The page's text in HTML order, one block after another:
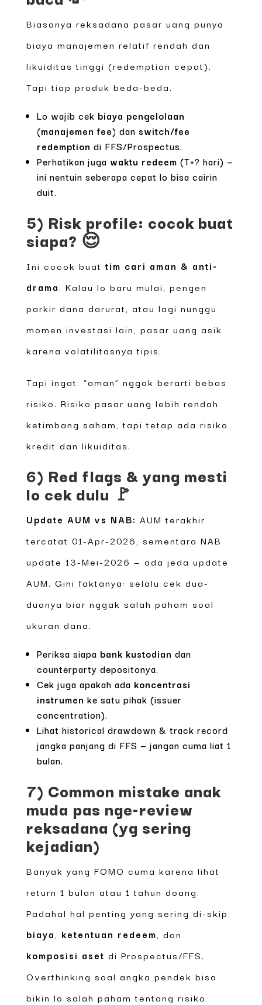
Biasanya reksadana pasar uang punya
biaya manajemen relatif rendah dan
likuiditas tinggi (redemption cepat).
Tapi tiap produk beda-beda.
Lo wajib cek biaya pengelolaan
(manajemen fee) dan switch/fee
redemption di FFS/Prospectus.
Perhatikan juga waktu redeem (T+? hari) —
ini nentuin seberapa cepat lo bisa cairin
duit.
5) Risk profile: cocok buat
siapa? 😌
Ini cocok buattim cari aman & anti-
drama. Kalau lo baru mulai, pengen
parkir dana darurat, atau lagi nunggu
momen investasi lain, pasar uang asik
karena volatilitasnya tipis.
Tapi ingat: “aman” nggak berarti bebas
risiko. Risiko pasar uang lebih rendah
ketimbang saham, tapi tetap ada risiko
kredit dan likuiditas.
6) Red flags & yang mesti
lo cek dulu 🚩
Update AUM vs NAB: AUM terakhir
tercatat 01-Apr-2026, sementara NAB
update 13-Mei-2026 — ada jeda update
AUM. Gini faktanya: selalu cek dua-
duanya biar nggak salah paham soal
ukuran dana.
Periksa siapa bank kustodian dan
counterparty depositonya.
Cek juga apakah ada koncentrasi
instrumen ke satu pihak (issuer
concentration).
Lihat historical drawdown & track record
jangka panjang di FFS — jangan cuma liat 1
bulan.
7) Common mistake anak
muda pas nge-review
reksadana (yg sering
kejadian)
Banyak yang FOMO cuma karena lihat
return 1 bulan atau 1 tahun doang.
Padahal hal penting yang sering di-skip:
biaya
ketentuan redeem , dan
komposisi aset di Prospectus/FFS.
Overthinking soal angka pendek bisa
bikin lo salah paham tentang risiko